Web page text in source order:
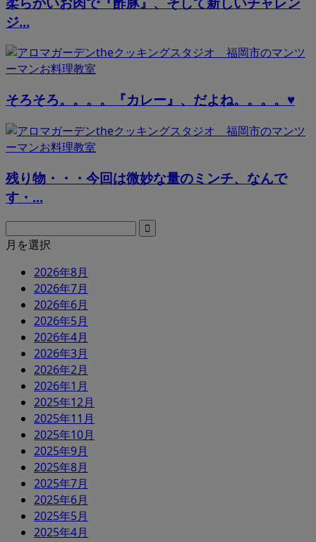
ジ...
そろそろ。。。。『カレー』、だよね。。。。♥
残り物・・・今回は微妙な量のミンチ、なんで
す・...
月を選択
2026年8月
2026年7月
2026年6月
2026年5月
2026年4月
2026年3月
2026年2月
2026年1月
2025年12月
2025年11月
2025年10月
2025年9月
2025年8月
2025年7月
2025年6月
2025年5月
2025年4月